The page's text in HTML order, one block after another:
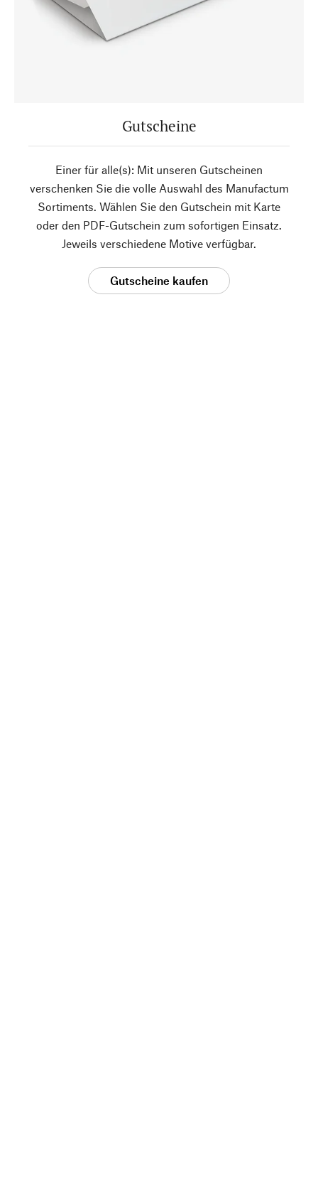
Gutscheine
Einer für alle(s): Mit unseren Gutscheinen
verschenken Sie die volle Auswahl des Manufactum
Sortiments. Wählen Sie den Gutschein mit Karte
oder den PDF-Gutschein zum sofortigen Einsatz.
Jeweils verschiedene Motive verfügbar.
Gutscheine kaufen